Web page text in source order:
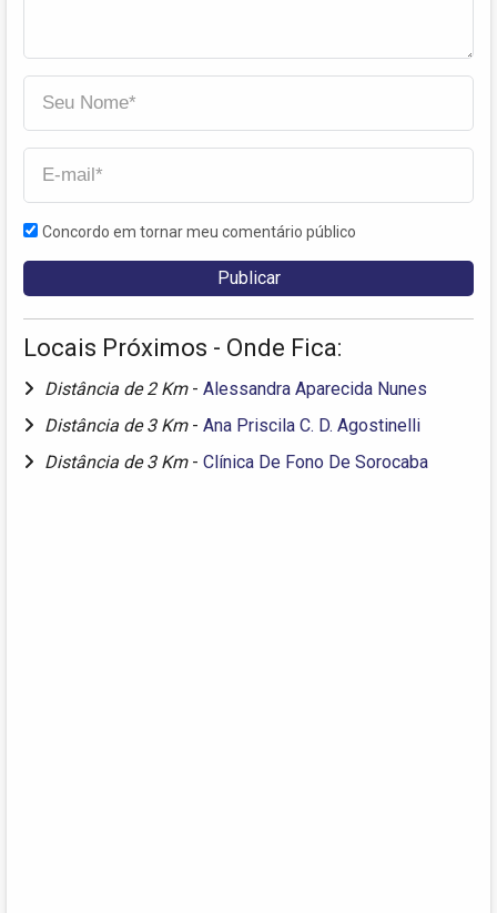
Concordo em tornar meu comentário público
Locais Próximos - Onde Fica:
Distância de 2 Km - Alessandra Aparecida Nunes
Distância de 3 Km - Ana Priscila C. D. Agostinelli
Distância de 3 Km - Clínica De Fono De Sorocaba